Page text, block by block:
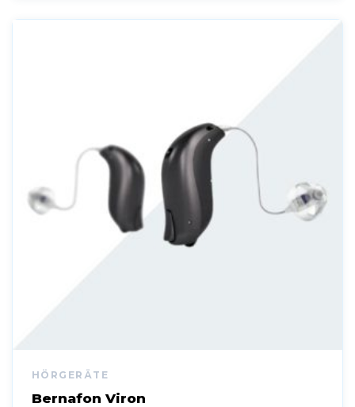
Bernafon Viron